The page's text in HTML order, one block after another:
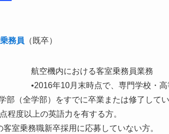
務員 （既卒）
空機内における客室乗務員業務
年10月末時点で、専門学校・高等
部（全学部）をすでに卒業または修了してい
程度以上の英語力を有する方。
客室乗務職新卒採用に応募していない方。